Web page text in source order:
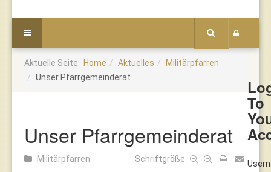
To
Aktuelle Seite: Home Aktuelles
Militärpfarren
Unser Pfarrgemeinderat
Unser Pfarrgemeinderat
Militärpfarren
Schriftgröße